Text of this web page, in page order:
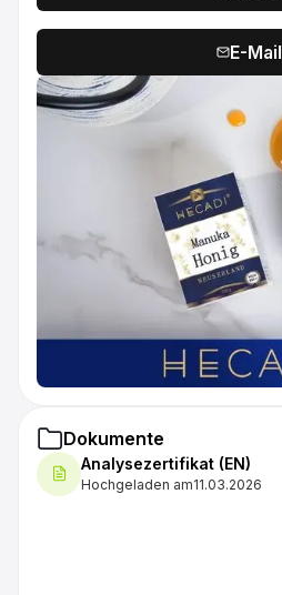
Dokumente
Analysezertifikat (EN)
Hochgeladen am11.03.2026
E-Mail